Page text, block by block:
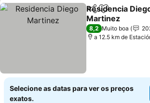
PartilharAdicionar
Residencia
Martinez
8,2 Muito boa
a 12.5 km de
Selecione as datas para ver os preços
exatos.